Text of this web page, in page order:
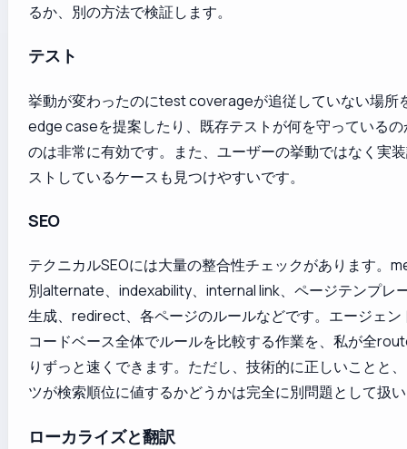
るか、別の方法で検証します。
テスト
挙動が変わったのにtest coverageが追従していない場所
edge caseを提案したり、既存テストが何を守っている
のは非常に有効です。また、ユーザーの挙動ではなく実
ストしているケースも見つけやすいです。
SEO
テクニカルSEOには大量の整合性チェックがあります。
別alternate、indexability、internal link、ページテンプレ
生成、redirect、各ページのルールなどです。エージェン
コードベース全体でルールを比較する作業を、私が全
りずっと速くできます。ただし、技術的に正しいことと
ツが検索順位に値するかどうかは完全に別問題として扱
ローカライズと翻訳